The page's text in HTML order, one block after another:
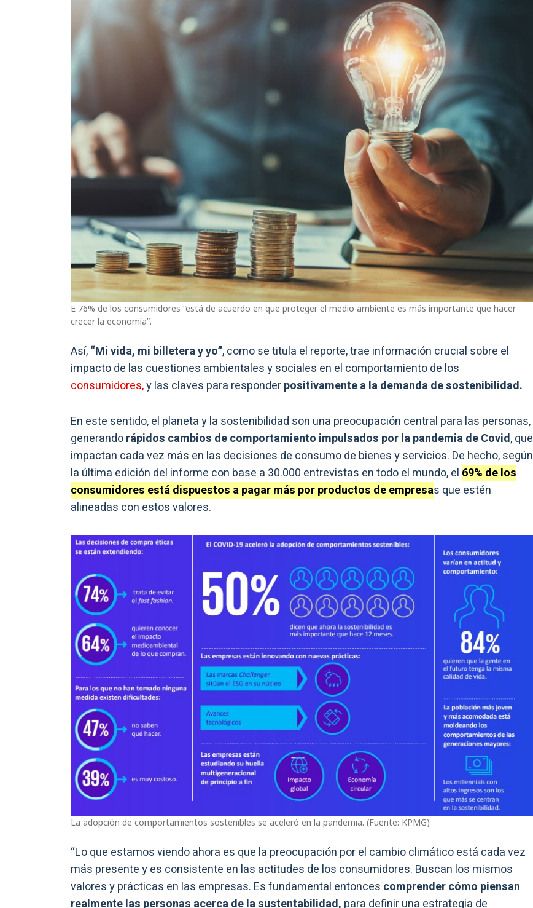
E 76% de los consumidores “está de acuerdo en que proteger el medio ambiente es más importante que hacer
crecer la economía”.
Así,“Mi vida, mi billetera y yo”, como se titula el reporte, trae información crucial sobre el
impacto de las cuestiones ambientales y sociales en el comportamiento de los
consumidores,y las claves para responderpositivamente a la demanda de sostenibilidad.
En este sentido, el planeta y la sostenibilidad son una preocupación central para las personas,
generandorápidos cambios de comportamiento impulsados por la pandemia de Covid, que
impactan cada vez más en las decisiones de consumo de bienes y servicios. De hecho, según
la última edición del informe con base a 30.000 entrevistas en todo el mundo, el 69% de los
consumidores está dispuestos a pagar más por productos de empresas que estén
alineadas con estos valores.
La adopción de comportamientos sostenibles se aceleró en la pandemia. (Fuente: KPMG)
“Lo que estamos viendo ahora es que la preocupación por el cambio climático está cada vez
más presente y es consistente en las actitudes de los consumidores. Buscan los mismos
valores y prácticas en las empresas. Es fundamental entonces comprender cómo piensan
realmente las personas acerca de la sustentabilidad, para definir una estrategia de